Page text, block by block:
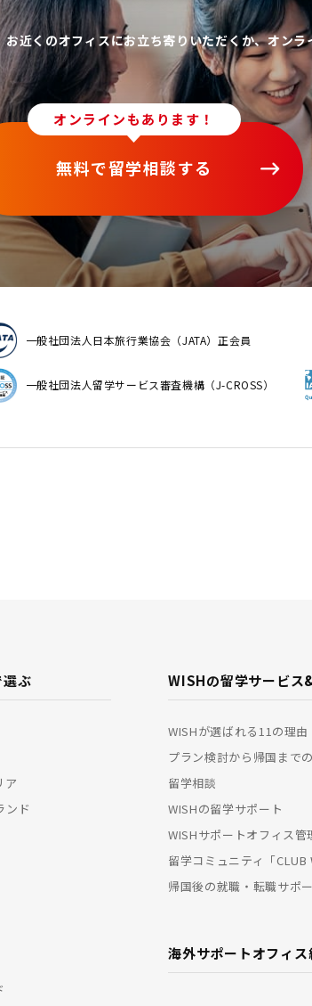
お近くのオフィスにお立ち寄りいただくか、オン
オンラインもあります！
無料で留学相談する
一般社団法人日本旅行業協会（JATA）正会員
一般社団法人留学サービス審査機構（J-CROSS）
ぶ
ア
ンド
WISHの留学サービス
WISHが選ばれる11の理由
プラン検討から帰国まで
留学相談
WISHの留学サポート
WISHサポートオフィス
留学コミュニティ「CLUB
帰国後の就職・転職サポ
海外サポートオフィス